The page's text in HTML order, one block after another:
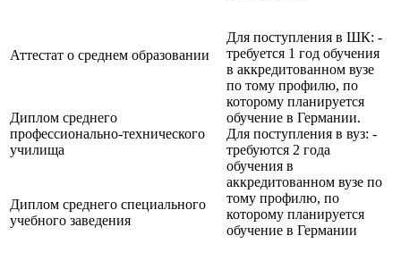
Аттестат о среднем образовании
Для поступления в ШК: -
требуется 1 год обучения
в аккредитованном вузе
по тому профилю, по
которому планируется
обучение в Германии.
Для поступления в вуз: -
требуются 2 года
обучения в
аккредитованном вузе по
тому профилю, по
которому планируется
обучение в Германии
Диплом среднего
профессионально-технического
училища
Диплом среднего специального
учебного заведения